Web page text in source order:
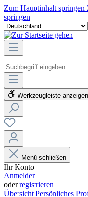
Zum Hauptinhalt springen
springen
Werkzeugleiste anzeigen
Menü schließen
Ihr Konto
Anmelden
oderregistrieren
Übersicht Persönliches